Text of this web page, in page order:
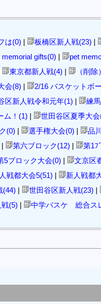
は(0) | 板橋区新人戦(23) |
memorial gifts(0) | pet
東京都新人戦(4) | （削除
会(8) | 2/16 バスケットボ
区新人戦令和元年(1) | 練
ム！(1) | 世田谷区夏季大会
(0) | 選手権大会(0) | 品
| 第六ブロック(12) | 第1ﾌ
5ブロック大会(0) | 文京区
戦都大会5(51) | 新人戦都
(44) | 世田谷区新人戦(23) |
(5) | 中学バスケ 総合ス